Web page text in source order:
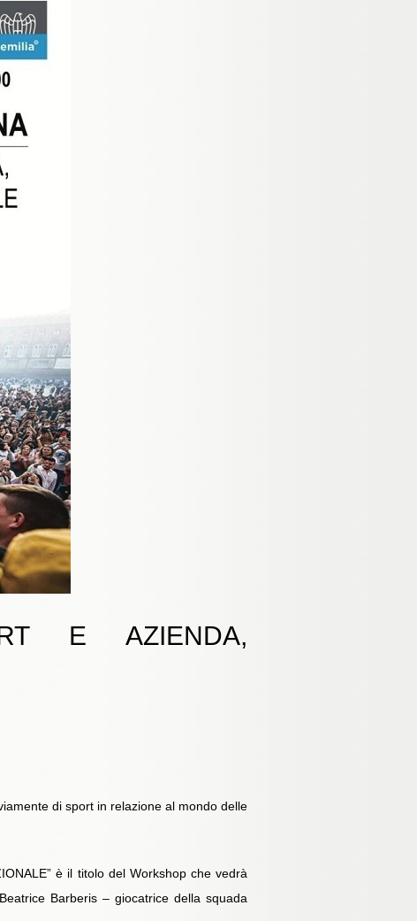
E AZIENDA,
di sport in relazione al mondo delle
è il titolo del Workshop che vedrà
Barberis – giocatrice della squada